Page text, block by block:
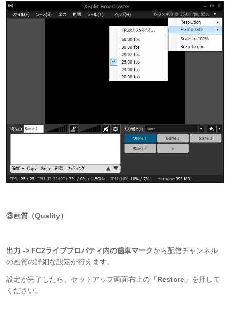
③画質（Quality）
出力 -> FC2ライブプロパティ内の歯車マークから配信チャンネル
の画質の詳細な設定が行えます。
設定が完了したら、セットアップ画面右上の 「Restore」 を押して
ください。